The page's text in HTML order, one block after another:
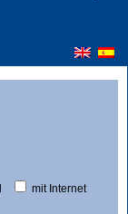
mit Internet